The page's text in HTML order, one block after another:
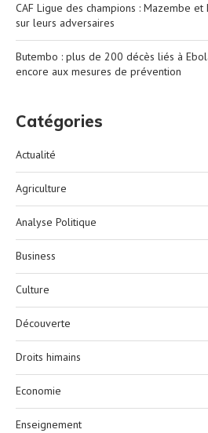
CAF Ligue des champions : Mazembe
sur leurs adversaires
Butembo : plus de 200 décès liés à
encore aux mesures de prévention
Catégories
Actualité
Agriculture
Analyse Politique
Business
Culture
Découverte
Droits himains
Economie
Enseignement